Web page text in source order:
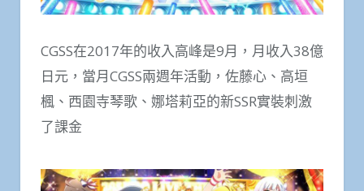
CGSS在2017年的收入高峰是9月，月收入38億
日元，當月CGSS兩週年活動，佐藤心、高垣
楓、西園寺琴歌、娜塔莉亞的新SSR實裝刺激
了課金